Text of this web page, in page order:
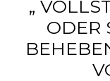
„
ODER